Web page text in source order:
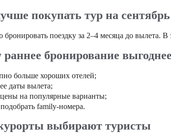
покупать тур на сентябрь
бронировать поездку за 2–4 месяца до вылета.
бронирование выгоднее
больше хороших отелей;
даты вылета;
на популярные варианты;
подобрать family-номера.
выбирают туристы